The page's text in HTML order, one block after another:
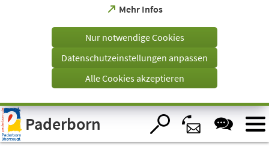
Visuelle
Assistenzsoftware
öffnen.
Mehr Infos
(Öffnet
einem
Tab)
Nur notwendige Cookies
Datenschutzeinstellungen anpassen
Alle Cookies akzeptieren
Paderborn